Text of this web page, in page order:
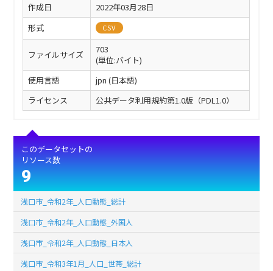
作成日
2022年03月28日
形式
CSV
ファイルサイズ
703
(単位:バイト)
使用言語
jpn (日本語)
ライセンス
公共データ利用規約第1.0版（PDL1.0）
このデータセットの
リソース数
9
浅口市_令和2年_人口動態_総計
浅口市_令和2年_人口動態_外国人
浅口市_令和2年_人口動態_日本人
浅口市_令和3年1月_人口_世帯_総計